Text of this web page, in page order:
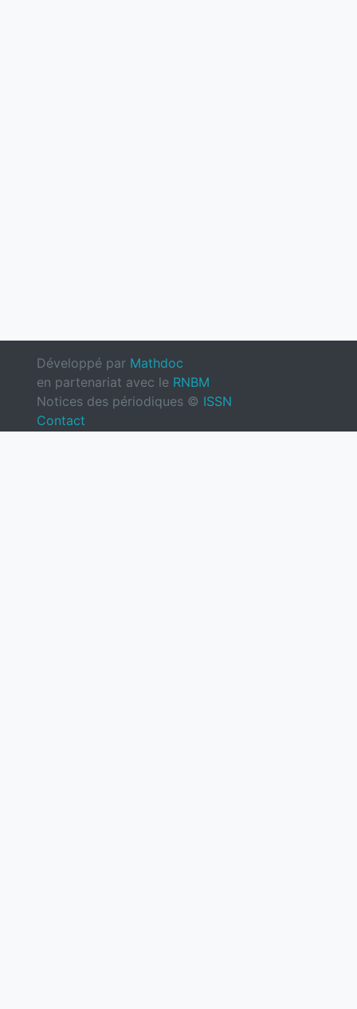
Développé par Mathdoc
en partenariat avec le RNBM
Notices des périodiques © ISSN
Contact